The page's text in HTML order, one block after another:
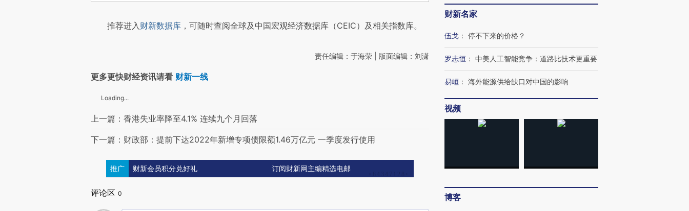
推荐进入财新数据库 ，可随时查阅全球及中国宏观经济数据库（CEIC）及相关指数库。
责任编辑：于海荣 | 版面编辑：刘潇
更多更快财经资讯请看 财新一线
Loading...
上一篇：香港失业率降至4.1% 连续九个月回落
下一篇：财政部：提前下达2022年新增专项债限额1.46万亿元 一季度发行使用
推广 财新会员积分兑好礼 订阅财新网主编精选电邮
评论区 0
财新名家
伍戈 ： 停不下来的价格？
罗志恒 ： 中美人工智能竞争：道路比技术更重要
易峘 ： 海外能源供给缺口对中国的影响
视频
博客